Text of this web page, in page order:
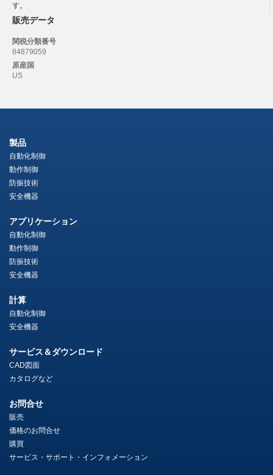
す。
販売データ
関税分類番号
84879059
原産国
US
製品
自動化制御
動作制御
防振技術
安全機器
アプリケーション
自動化制御
動作制御
防振技術
安全機器
計算
自動化制御
安全機器
サービス＆ダウンロード
CAD図面
カタログなど
お問合せ
販売
価格のお問合せ
購買
サービス・サポート・インフォメーション